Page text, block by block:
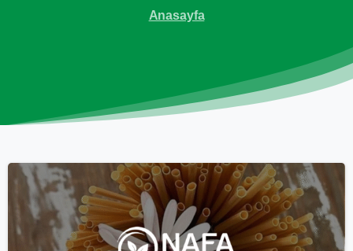
Anasayfa